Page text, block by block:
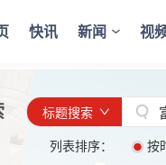
快讯 新闻 视
标题搜索
列表排序：
按